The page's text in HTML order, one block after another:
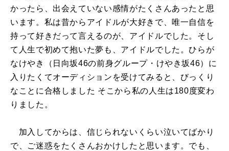
かったら、出会えていない感情がたくさんあったと思
います。私は昔からアイドルが大好きで、唯一自信を
持って好きだって言えるのが、アイドルでした。そし
て人生で初めて抱いた夢も、アイドルでした。ひらが
なけやき（日向坂46の前身グループ・けやき坂46）に
入りたくてオーディションを受けてみると、びっくり
なことに合格しました そこから私の人生は180度変わ
りました。
加入してからは、信じられないくらい泣いてばかり
で、ご迷惑をたくさんおかけしたと思います。でも、